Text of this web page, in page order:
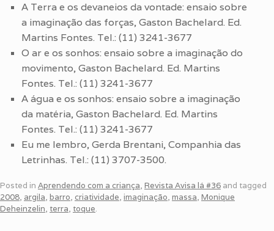
A Terra e os devaneios da vontade: ensaio sobre
a imaginação das forças, Gaston Bachelard. Ed.
Martins Fontes. Tel.: (11) 3241-3677
O ar e os sonhos: ensaio sobre a imaginação do
movimento, Gaston Bachelard. Ed. Martins
Fontes. Tel.: (11) 3241-3677
A água e os sonhos: ensaio sobre a imaginação
da matéria, Gaston Bachelard. Ed. Martins
Fontes. Tel.: (11) 3241-3677
Eu me lembro, Gerda Brentani, Companhia das
Letrinhas. Tel.: (11) 3707-3500.
Posted in Aprendendo com a criança, Revista Avisa lá #36 and tagged
2008, argila, barro, criatividade, imaginação, massa, Monique
Deheinzelin, terra, toque.